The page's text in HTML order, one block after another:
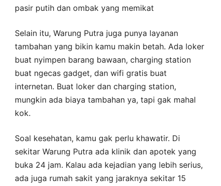
pasir putih dan ombak yang memikat
Selain itu, Warung Putra juga punya layanan
tambahan yang bikin kamu makin betah. Ada loker
buat nyimpen barang bawaan, charging station
buat ngecas gadget, dan wifi gratis buat
internetan. Buat loker dan charging station,
mungkin ada biaya tambahan ya, tapi gak mahal
kok.
Soal kesehatan, kamu gak perlu khawatir. Di
sekitar Warung Putra ada klinik dan apotek yang
buka 24 jam. Kalau ada kejadian yang lebih serius,
ada juga rumah sakit yang jaraknya sekitar 15